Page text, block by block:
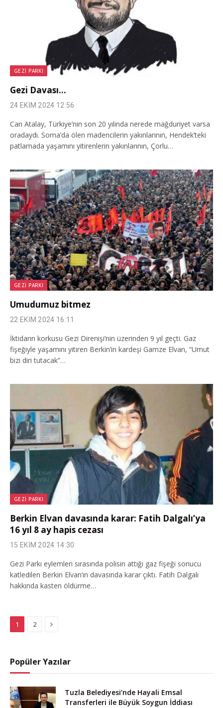
GEZI PARKI
Gezi Davası…
24 EKIM 2024 12:56
Can Atalay, Türkiye’nin son 20 yılında nerede mağduriyet varsa
oradaydı. Soma’da ölen madencilerin yakınlarının, Hendek’teki
patlamada yaşamını yitirenlerin yakınlarının, Çorlu…
GEZI PARKI
Umudumuz bitmez
22 EKIM 2024 16:11
İktidarın korkusu Gezi Direnişi’nin üzerinden 9 yıl geçti. Gaz
fişeğiyle yaşamını yitiren Berkin’in kardeşi Gamze Elvan, “Umut
bizi diri tutacak”…
GEZI PARKI
Berkin Elvan davasında karar: Fatih Dalgalı’ya
16 yıl 8 ay hapis cezası
15 EKIM 2024 14:30
Gezi Parkı eylemleri sırasında polisin attığı gaz fişeği sonucu
katledilen Berkin Elvan’ın davasında karar çıktı. Fatih Dalgalı
hakkında kasten öldürme…
1 2 Next
Popüler Yazılar
Tuzla Belediyesi’nde Hayali Emsal
Transferleri ile Büyük Soygun İddiası